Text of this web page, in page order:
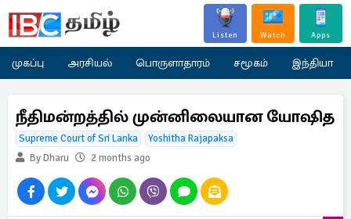
Listen Watch Apps
முகப்பு அரசியல் பொருளாதாரம் சமூகம் இந்தியா
நீதிமன்றத்தில் முன்னிலையான யோஷித
Supreme Court of Sri Lanka
Yoshitha Rajapaksa
By Dharu
2 months ago